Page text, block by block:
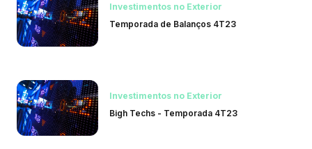
Investimentos no Exterior
Temporada de Balanços 4T23
Investimentos no Exterior
Bigh Techs - Temporada 4T23